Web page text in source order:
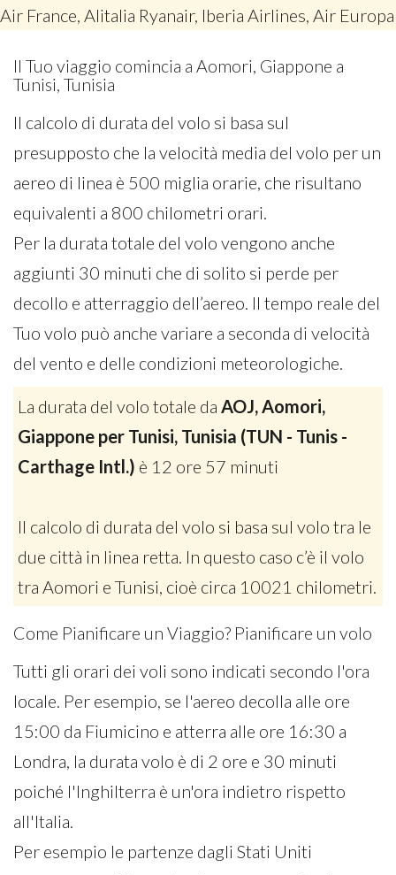
Air France, Alitalia Ryanair, Iberia Airlines, Air Europa
Il Tuo viaggio comincia a Aomori, Giappone a
Tunisi, Tunisia
Il calcolo di durata del volo si basa sul
presupposto che la velocità media del volo per un
aereo di linea è 500 miglia orarie, che risultano
equivalenti a 800 chilometri orari.
Per la durata totale del volo vengono anche
aggiunti 30 minuti che di solito si perde per
decollo e atterraggio dell’aereo. Il tempo reale del
Tuo volo può anche variare a seconda di velocità
del vento e delle condizioni meteorologiche.
La durata del volo totale da AOJ, Aomori,
Giappone per Tunisi, Tunisia (TUN - Tunis -
Carthage Intl.) è 12 ore 57 minuti
Il calcolo di durata del volo si basa sul volo tra le
due città in linea retta. In questo caso c’è il volo
tra Aomori e Tunisi, cioè circa 10021 chilometri.
Come Pianificare un Viaggio? Pianificare un volo
Tutti gli orari dei voli sono indicati secondo l'ora
locale. Per esempio, se l'aereo decolla alle ore
15:00 da Fiumicino e atterra alle ore 16:30 a
Londra, la durata volo è di 2 ore e 30 minuti
poiché l'Inghilterra è un'ora indietro rispetto
all'Italia.
Per esempio le partenze dagli Stati Uniti